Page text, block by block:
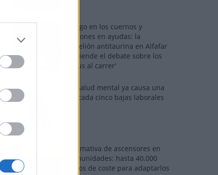
Fuego en los cuernos y
millones en ayudas: la
rebelión antitaurina en Alfafar
enciende el debate sobre los
'bous al carrer'
La salud mental ya causa una
de cada cinco bajas laborales
Normativa de ascensores en
comunidades: hasta 40.000
euros de coste para adaptarlos